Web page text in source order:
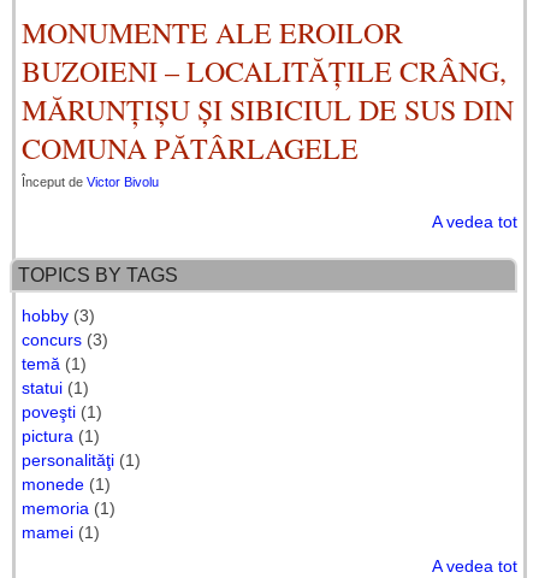
MONUMENTE ALE EROILOR
BUZOIENI – LOCALITĂȚILE CRÂNG,
MĂRUNȚIȘU ȘI SIBICIUL DE SUS DIN
COMUNA PĂTÂRLAGELE
Început de Victor Bivolu
A vedea tot
TOPICS BY TAGS
hobby (3)
concurs (3)
temă (1)
statui (1)
poveşti (1)
pictura (1)
personalităţi (1)
monede (1)
memoria (1)
mamei (1)
A vedea tot